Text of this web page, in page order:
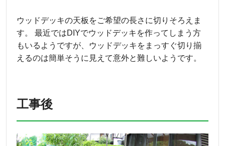
ウッドデッキの天板をご希望の長さに切りそろえま
す。 最近ではDIYでウッドデッキを作ってしまう方
もいるようですが、ウッドデッキをまっすぐ切り揃
えるのは簡単そうに見えて意外と難しいようです。
工事後